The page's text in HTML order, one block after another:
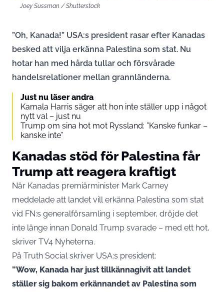
Joey Sussman / Shutterstock
”Oh, Kanada!” USA:s president rasar efter Kanadas
besked att vilja erkänna Palestina som stat. Nu
hotar han med hårda tullar och försvårade
handelsrelationer mellan grannländerna.
Just nu läser andra
Kamala Harris säger att hon inte ställer upp i något
nytt val – just nu
Trump om sina hot mot Ryssland: ”Kanske funkar –
kanske inte”
Kanadas stöd för Palestina får
Trump att reagera kraftigt
När Kanadas premiärminister Mark Carney
meddelade att landet vill erkänna Palestina som stat
vid FN:s generalförsamling i september, dröjde det
inte länge innan Donald Trump svarade – med ett hot,
skriver TV4 Nyheterna.
På Truth Socialskriver USA:s president:
”Wow, Kanada har just tillkännagivit att landet
ställer sig bakom erkännandet av Palestina som